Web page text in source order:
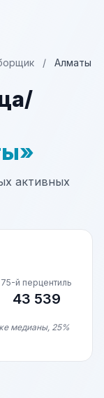
/ Алматы
активных
75-й перцентиль
43 539
медианы, 25%